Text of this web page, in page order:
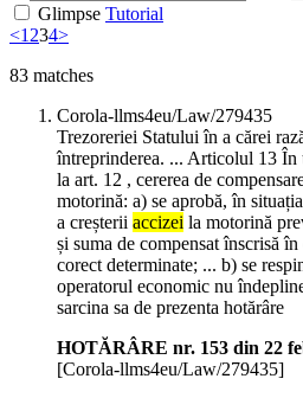
Glimpse Tutorial
<1234>
83 matches
Corola-llms4eu/Law/279435
Trezoreriei Statului în a cărei
întreprinderea. ... Articolul 13
la art. 12 , cererea de
motorină: a) se aprobă, în
a creșterii accizei la motorină
și suma de compensat înscrisă
corect determinate; ... b) se
operatorul economic nu
sarcina sa de prezenta hotărâre
HOTĂRÂRE nr. 153 din 22
[Corola-llms4eu/Law/279435]